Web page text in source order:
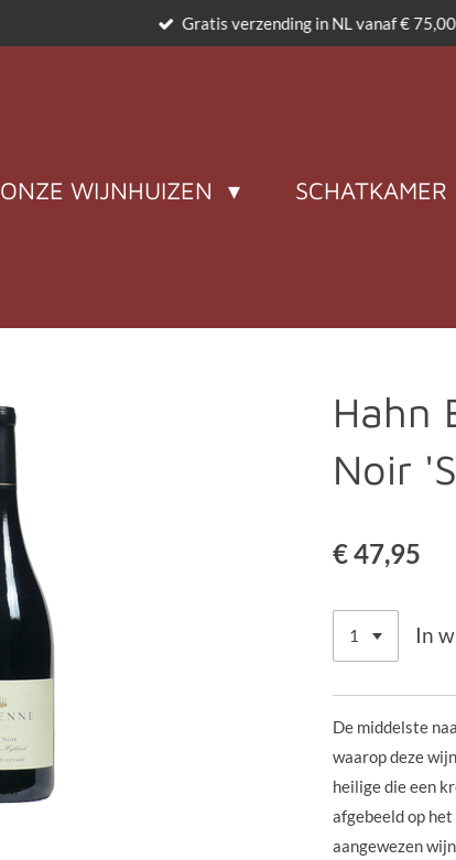
Gratis verzending in NL vanaf € 75,00
ONZE WIJNHUIZEN SCHATKAMER
Hahn
Noir
€ 47,95
In
De middelste
waarop deze
heilige die een
afgebeeld op
aangewezen